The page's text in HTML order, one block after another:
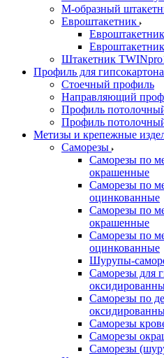
М-образный
Евроштакетник
Штакетник
Профиль для гипсокартона
Стоечный профиль
Направляющий
Профиль
Профиль
Метизы и крепежные
Саморезы
Саморезы по
окрашенные
Саморезы по
оцинкованные
Саморезы по
окрашенные
Саморезы по
оцинкованные
Шурупы-
Саморезы для
Саморезы по
Саморезы
Саморезы
Саморезы